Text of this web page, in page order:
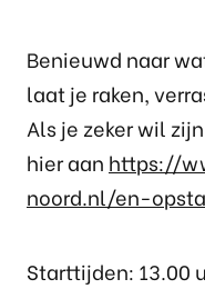
Benieuwd naar
laat je raken,
Als je zeker wil
hier aan https://
noord.nl/en-
Starttijden: 13.00